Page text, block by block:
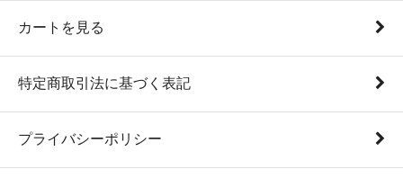
カートを見る
特定商取引法に基づく表記
プライバシーポリシー